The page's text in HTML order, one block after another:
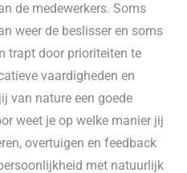
de medewerkers. Soms
weer de beslisser en soms
trapt door prioriteiten te
vaardigheden en
van nature een goede
weet je op welke manier jij
overtuigen en feedback
met natuurlijk